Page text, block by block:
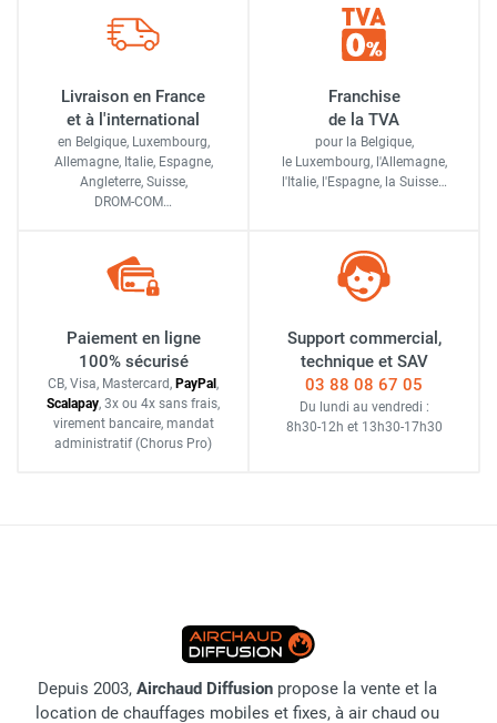
Livraison en France
et à l'international
en Belgique, Luxembourg,
Allemagne, Italie, Espagne,
Angleterre, Suisse,
DROM-COM…
Franchise
de la TVA
pour la Belgique,
le Luxembourg, l'Allemagne,
l'Italie, l'Espagne, la Suisse…
Paiement en ligne
100% sécurisé
CB, Visa, Mastercard, PayPal ,
Scalapay, 3x ou 4x sans frais,
virement bancaire, mandat
administratif (Chorus Pro)
Support commercial,
technique et SAV
03 88 08 67 05
Du lundi au vendredi :
8h30-12h et 13h30-17h30
Depuis 2003, Airchaud Diffusion propose la vente et la
location de chauffages mobiles et fixes, à air chaud ou